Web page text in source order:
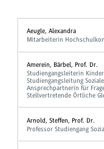
Aeugle, Alexandra
Mitarbeiterin
Amerein, Bärbel, Prof. Dr.
Studiengangsleiterin
Studiengangsleitung
Ansprechpartnerin für
Stellvertretende Örtliche
Arnold, Steffen, Prof. Dr.
Professor Studiengang